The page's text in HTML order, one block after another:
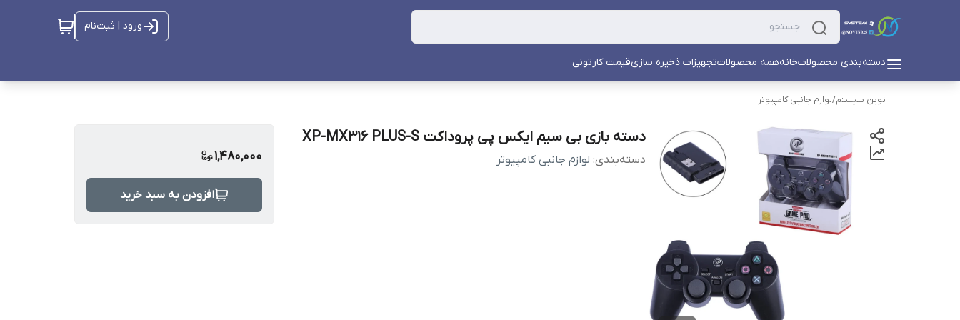
ورود | ثبت‌نام
دسته‌بندی محصولاتخانههمه محصولاتتجهیزات ذخیره سازیقیمت کارتونی
نوین سیستم/لوازم جانبی کامپیوتر
دسته بازی بی سیم ایکس پی پروداکت XP-MX316 PLUS-S
دسته‌بندی: لوازم جانبی کامپیوتر 1,480,000
افزودن به سبد خرید